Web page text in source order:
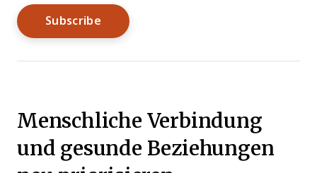
Menschliche Verbindung
und gesunde Beziehungen